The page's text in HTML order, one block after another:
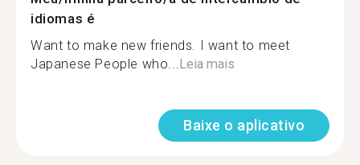
idiomas é
Want to make new friends. I want to meet
Japanese People who...Leia mais
Baixe o aplicativo